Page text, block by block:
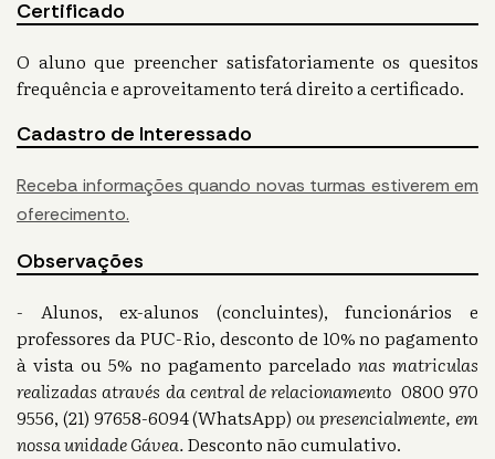
Certificado
O aluno que preencher satisfatoriamente os quesitos
frequência e aproveitamento terá direito a certificado.
Cadastro de Interessado
Receba informações quando novas turmas estiverem em
oferecimento.
Observações
- Alunos, ex-alunos (concluintes), funcionários e
professores da PUC-Rio, desconto de 10% no pagamento
à vista ou 5% no pagamento parcelado nas matriculas
realizadas através da central de relacionamento 0800 970
9556, (21) 97658-6094 (WhatsApp)ou presencialmente, em
nossa unidade Gávea.Desconto não cumulativo.